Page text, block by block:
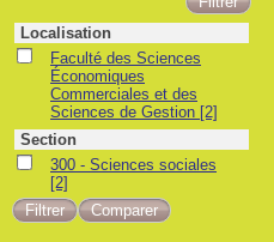
Localisation
Faculté des Sciences
Économiques
Commerciales et des
Sciences de Gestion [2]
Section
300 - Sciences sociales
[2]